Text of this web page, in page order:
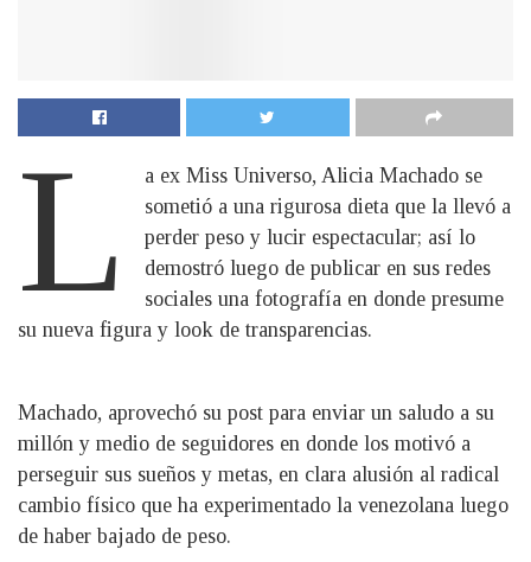
L
a ex Miss Universo, Alicia Machado se
sometió a una rigurosa dieta que la llevó a
perder peso y lucir espectacular; así lo
demostró luego de publicar en sus redes
sociales una fotografía en donde presume
su nueva figura y look de transparencias.
Machado, aprovechó su post para enviar un saludo a su
millón y medio de seguidores en donde los motivó a
perseguir sus sueños y metas, en clara alusión al radical
cambio físico que ha experimentado la venezolana luego
de haber bajado de peso.